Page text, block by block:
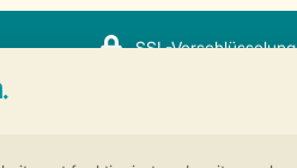
SSL-Verschlüsselung